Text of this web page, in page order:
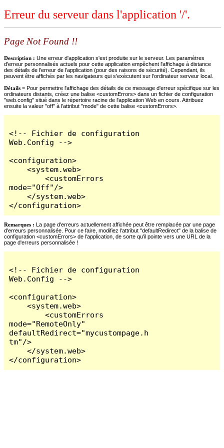
Erreur du serveur dans l'application '/'.
Page Not Found !!
Description : Une erreur d'application s'est produite sur le serveur. Les paramètres
d'erreur personnalisés actuels pour cette application empêchent l'affichage à distance
des détails de l'erreur de l'application (pour des raisons de sécurité). Cependant, ils
peuvent être affichés par les navigateurs qui s'exécutent sur l'ordinateur serveur local.
Détails = Pour permettre l'affichage des détails de ce message d'erreur spécifique sur les
ordinateurs distants, créez une balise <customErrors> dans un fichier de configuration
"web.config" situé dans le répertoire racine de l'application Web en cours. Attribuez
ensuite la valeur "off" à l'attribut "mode" de cette balise <customErrors>.
<!-- Fichier de configuration
Web.Config -->
<configuration>
    <system.web>
        <customErrors
mode="Off"/>
    </system.web>
</configuration>
Remarques : La page d'erreurs actuellement affichée peut être remplacée par une page
d'erreurs personnalisée. Pour ce faire, modifiez l'attribut "defaultRedirect" de la balise de
configuration <customErrors> de l'application, de sorte qu'il pointe vers une URL de la
page d'erreurs personnalisée !
<!-- Fichier de configuration
Web.Config -->
<configuration>
    <system.web>
        <customErrors
mode="RemoteOnly"
defaultRedirect="mycustompage.h
tm"/>
    </system.web>
</configuration>